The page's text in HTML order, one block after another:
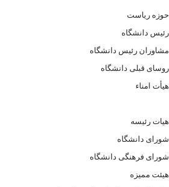
حوزه ریاست
رئیس دانشگاه
مشاوران رئیس دانشگاه
روسای قبلی دانشگاه
هیأت امناء
هیات رئیسه
شورای دانشگاه
شورای فرهنگی دانشگاه
هیئت ممیزه